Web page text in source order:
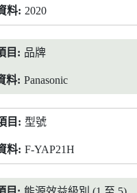
2020
品牌
Panasonic
型號
F-YAP21H